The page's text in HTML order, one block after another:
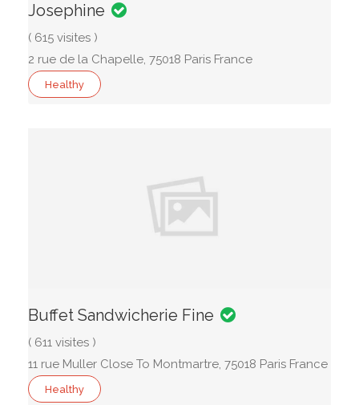
Josephine
( 615 visites )
2 rue de la Chapelle, 75018 Paris France
Healthy
Buffet Sandwicherie Fine
( 611 visites )
11 rue Muller Close To Montmartre, 75018 Paris France
Healthy